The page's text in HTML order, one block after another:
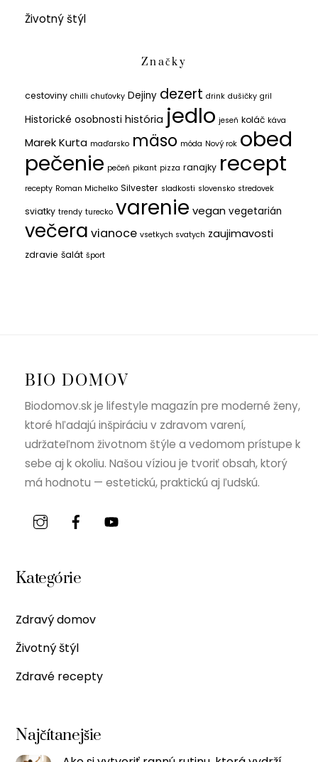
Životný štýl
Značky
cestoviny chilli chuťovky Dejiny dezert drink dušičky gril
Historické osobnosti história jedlo jeseň koláč káva
Marek Kurta maďarsko mäso móda Nový rok obed
pečenie pečeň pikant pizza ranajky recept
recepty Roman Michelko Silvester sladkosti slovensko stredovek
sviatky trendy turecko varenie vegan vegetarián
večera vianoce vsetkych svatych zaujimavosti
zdravie šalát šport
BIO DOMOV
Biodomov.sk je lifestyle magazín pre moderné ženy,
ktoré hľadajú inšpiráciu v zdravom varení,
udržateľnom životnom štýle a vedomom prístupe k
sebe aj k okoliu. Našou víziou je tvoriť obsah, ktorý
má hodnotu — estetickú, praktickú aj ľudskú.
Kategórie
Zdravý domov
Životný štýl
Zdravé recepty
Najčítanejšie